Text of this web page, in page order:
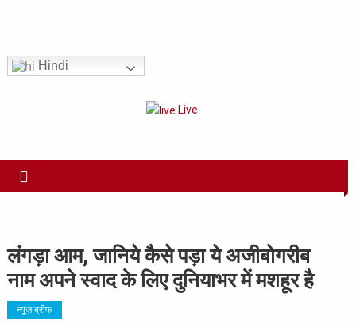
Hindi
Live
लंगड़ा आम, जानिये कैसे पड़ा ये अजीबोगरीब
नाम अपने स्वाद के लिए दुनियाभर में मशहूर है
न्यूज़ ब्रीफ